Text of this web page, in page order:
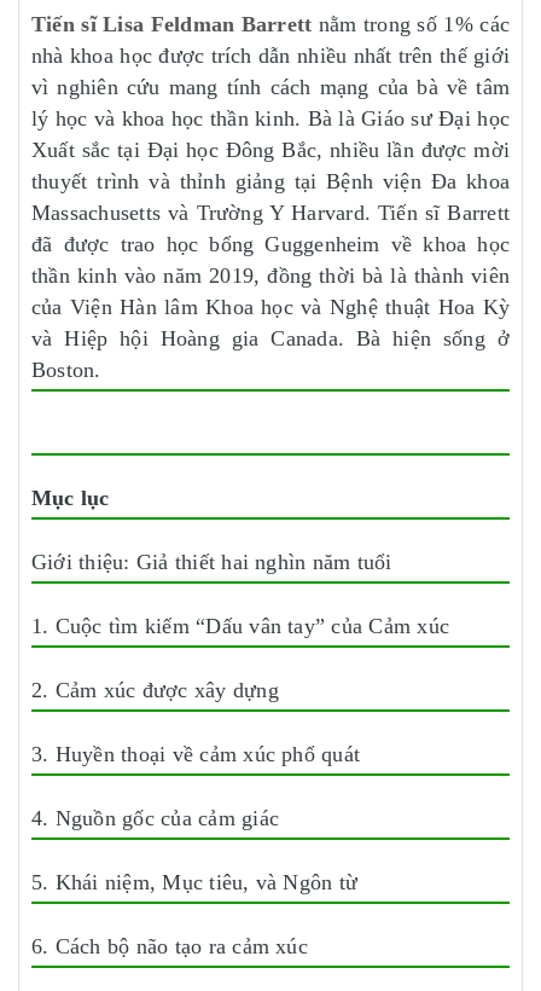
Tiến sĩ Lisa Feldman Barrett nằm trong số 1% các
nhà khoa học được trích dẫn nhiều nhất trên thế giới
vì nghiên cứu mang tính cách mạng của bà về tâm
lý học và khoa học thần kinh. Bà là Giáo sư Đại học
Xuất sắc tại Đại học Đông Bắc, nhiều lần được mời
thuyết trình và thỉnh giảng tại Bệnh viện Đa khoa
Massachusetts và Trường Y Harvard. Tiến sĩ Barrett
đã được trao học bổng Guggenheim về khoa học
thần kinh vào năm 2019, đồng thời bà là thành viên
của Viện Hàn lâm Khoa học và Nghệ thuật Hoa Kỳ
và Hiệp hội Hoàng gia Canada. Bà hiện sống ở
Boston.
Mục lục
Giới thiệu: Giả thiết hai nghìn năm tuổi
1. Cuộc tìm kiếm “Dấu vân tay” của Cảm xúc
2. Cảm xúc được xây dựng
3. Huyền thoại về cảm xúc phổ quát
4. Nguồn gốc của cảm giác
5. Khái niệm, Mục tiêu, và Ngôn từ
6. Cách bộ não tạo ra cảm xúc